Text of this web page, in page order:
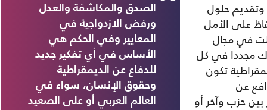
الصدق والمكاشفة والعدل
ورفض الازدواجية في
المعايير وفي الحكم هي
الأساس في أي تفكير جديد
للدفاع عن الديمقراطية
وحقوق الإنسان، سواء في
العالم العربي أو على الصعيد
حلول
على الأمل
في مجال
مجددا في كل
تكون
عن
حزب وآخر أو